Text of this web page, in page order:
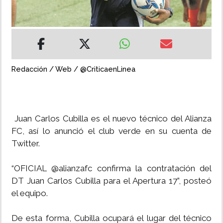
INSÓLITAS
MULTIMEDIA
Redacción / Web / @CriticaenLinea
Juan Carlos Cubilla es el nuevo técnico del Alianza
FC, así lo anunció el club verde en su cuenta de
Twitter.
“OFICIAL @alianzafc confirma la contratación del
DT Juan Carlos Cubilla para el Apertura 17”, posteó
el equipo.
De esta forma, Cubilla ocupará el lugar del técnico